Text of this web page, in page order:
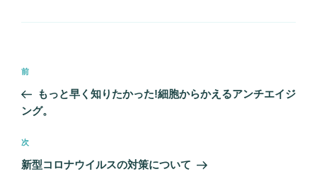
投
ナ
ゲ
ー
前
の
投
前
もっと早く知りたかった!細胞からかえるアンチエイジ
ング。
次
の
次
新型コロナウイルスの対策について